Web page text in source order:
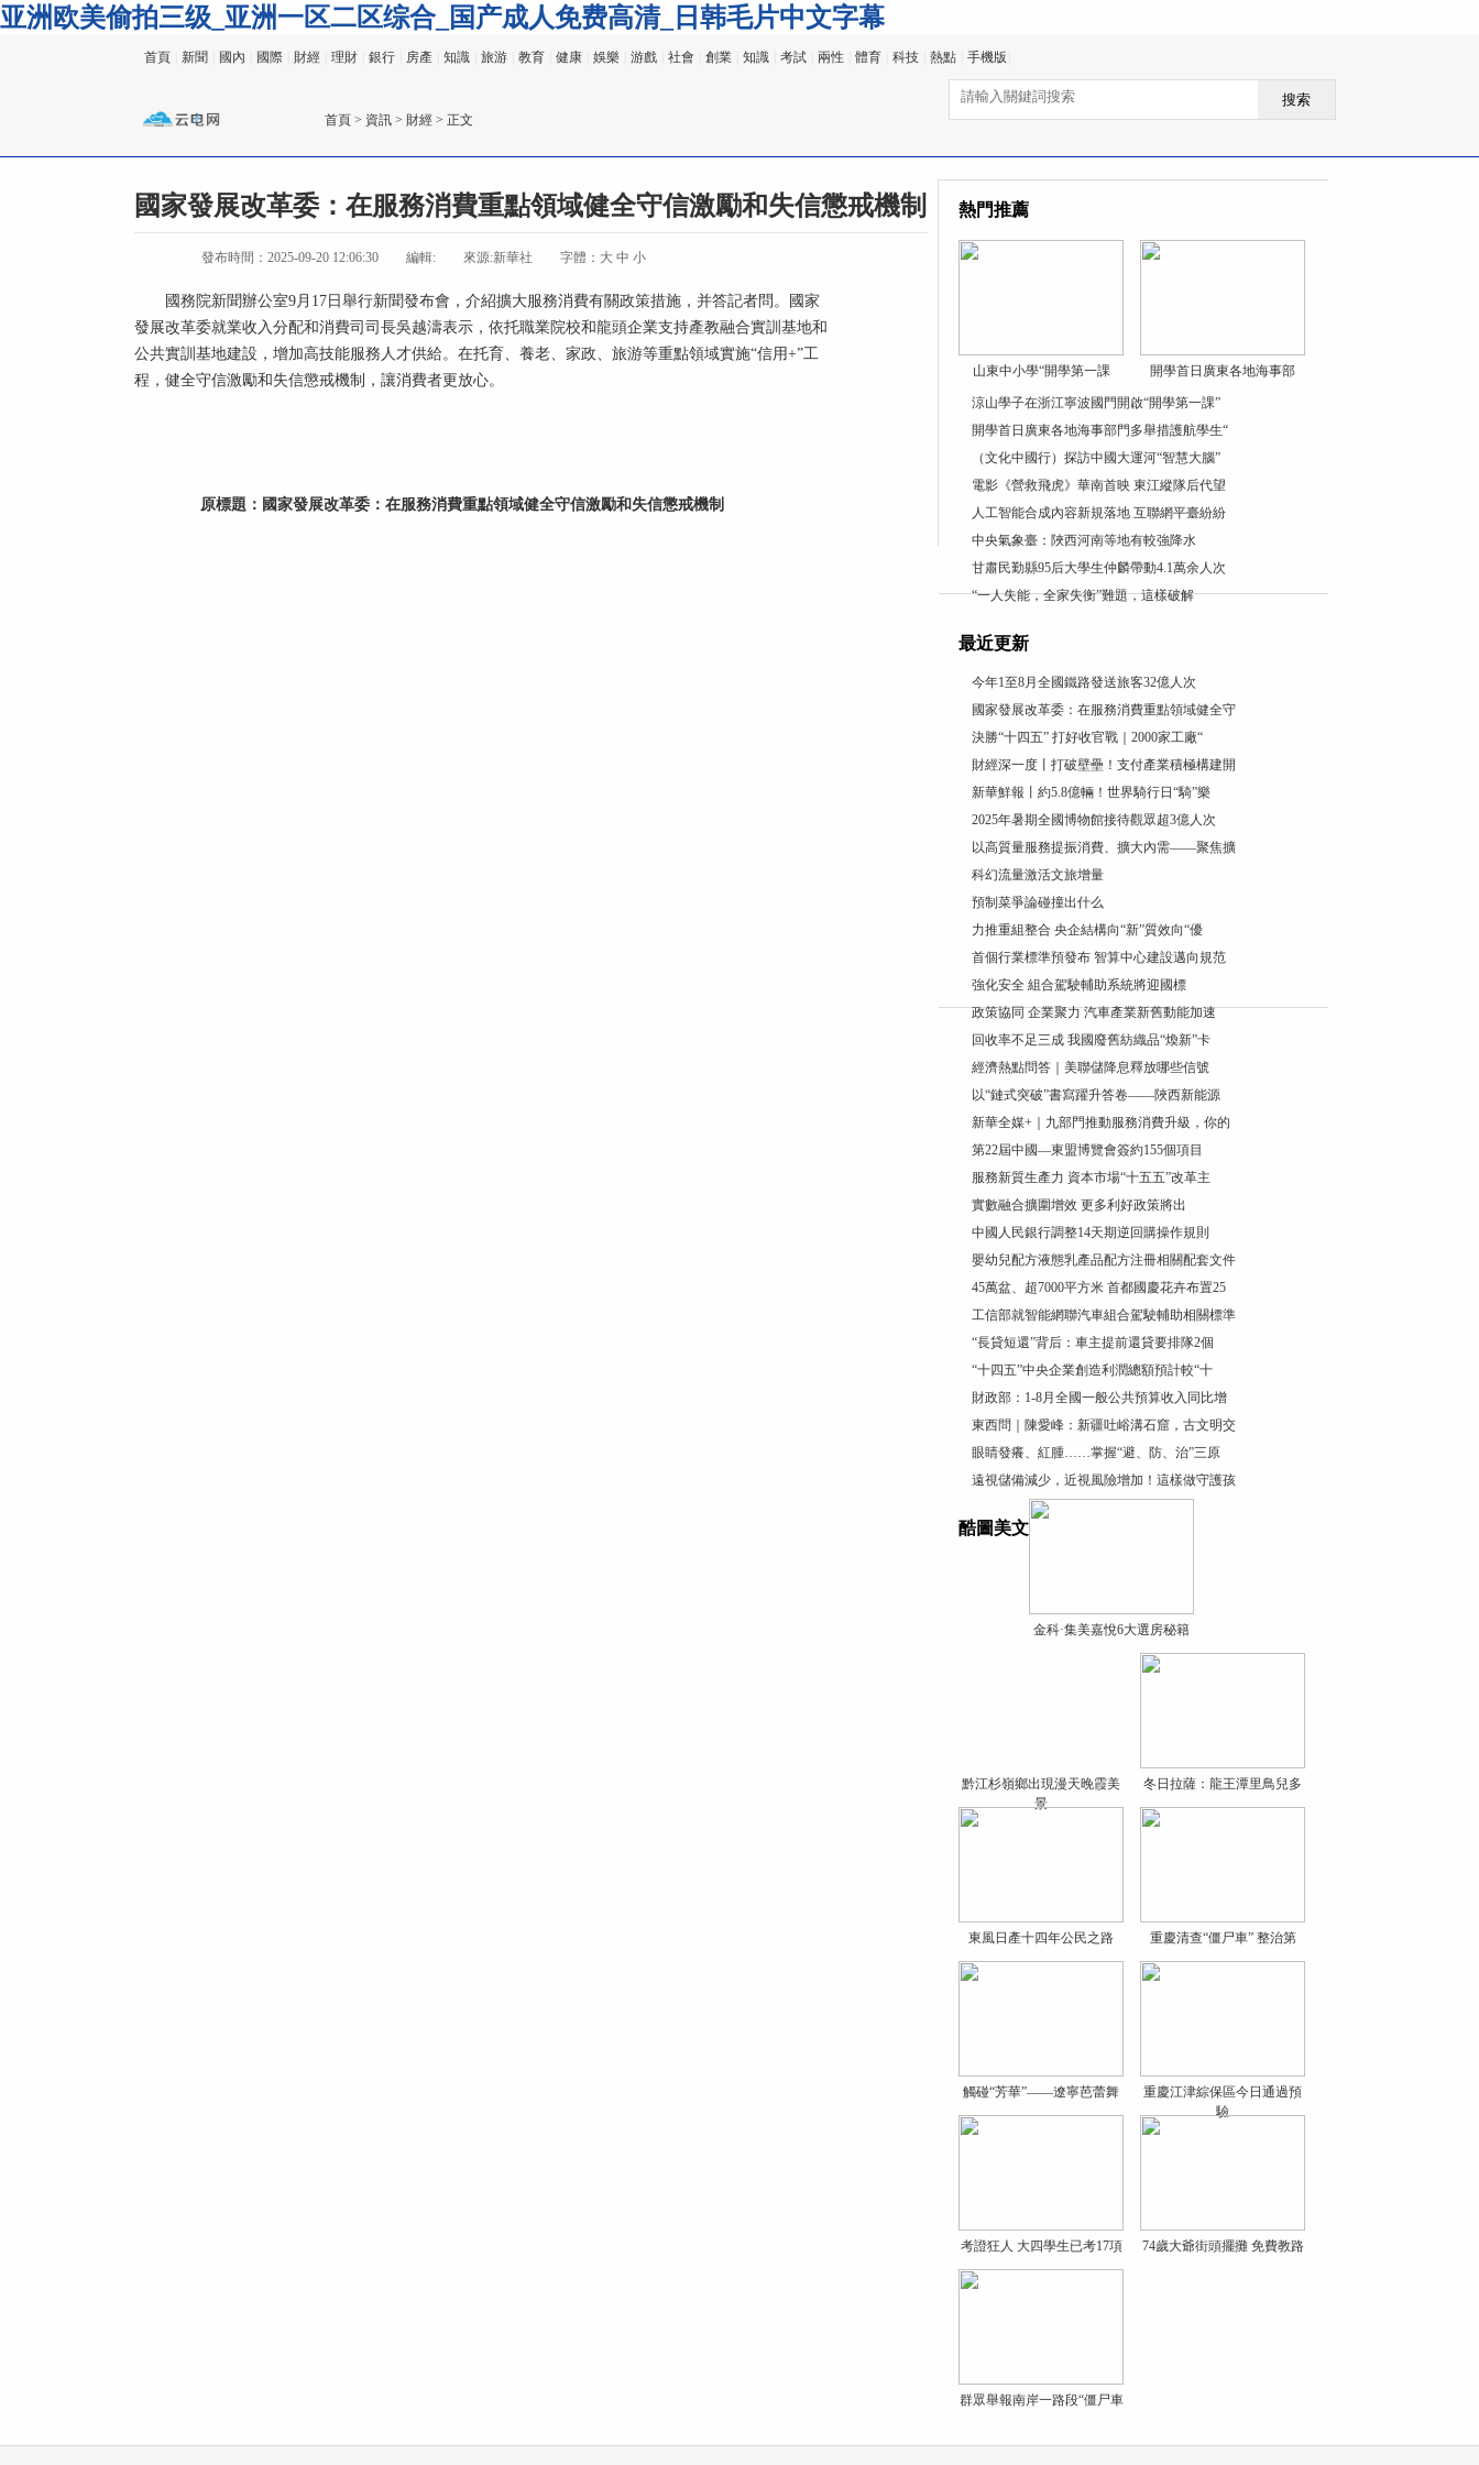
亚洲欧美偷拍三级_亚洲一区二区综合_国产成人免费高清_日韩毛片中文字幕
首頁 新聞 國內 國際 財經 理財 銀行 房產 知識 旅游 教育 健康 娛樂 游戲 社會 創業 知識 考試 兩性 體育 科技 熱點 手機版
首頁 > 資訊 > 財經 > 正文
搜索
國家發展改革委：在服務消費重點領域健全守信激勵和失信懲戒機制
發布時間：2025-09-20 12:06:30 編輯: 來源:新華社 字體： 大 中 小
國務院新聞辦公室9月17日舉行新聞發布會，介紹擴大服務消費有關政策措施，并答記者問。國家
發展改革委就業收入分配和消費司司長吳越濤表示，依托職業院校和龍頭企業支持產教融合實訓基地和
公共實訓基地建設，增加高技能服務人才供給。在托育、養老、家政、旅游等重點領域實施“信用+”工
程，健全守信激勵和失信懲戒機制，讓消費者更放心。
原標題： 國家發展改革委：在服務消費重點領域健全守信激勵和失信懲戒機制
熱門推薦
山東中小學“開學第一課 開學首日廣東各地海事部
涼山學子在浙江寧波國門開啟“開學第一課”
開學首日廣東各地海事部門多舉措護航學生“
（文化中國行）探訪中國大運河“智慧大腦”
電影《營救飛虎》華南首映 東江縱隊后代望
人工智能合成內容新規落地 互聯網平臺紛紛
中央氣象臺：陜西河南等地有較強降水
甘肅民勤縣95后大學生仲麟帶動4.1萬余人次
“一人失能，全家失衡”難題，這樣破解
最近更新
今年1至8月全國鐵路發送旅客32億人次
國家發展改革委：在服務消費重點領域健全守
決勝“十四五” 打好收官戰｜2000家工廠“
財經深一度丨打破壁壘！支付產業積極構建開
新華鮮報丨約5.8億輛！世界騎行日“騎”樂
2025年暑期全國博物館接待觀眾超3億人次
以高質量服務提振消費、擴大內需——聚焦擴
科幻流量激活文旅增量
預制菜爭論碰撞出什么
力推重組整合 央企結構向“新”質效向“優
首個行業標準預發布 智算中心建設邁向規范
強化安全 組合駕駛輔助系統將迎國標
政策協同 企業聚力 汽車產業新舊動能加速
回收率不足三成 我國廢舊紡織品“煥新”卡
經濟熱點問答｜美聯儲降息釋放哪些信號
以“鏈式突破”書寫躍升答卷——陜西新能源
新華全媒+｜九部門推動服務消費升級，你的
第22屆中國—東盟博覽會簽約155個項目
服務新質生產力 資本市場“十五五”改革主
實數融合擴圍增效 更多利好政策將出
中國人民銀行調整14天期逆回購操作規則
嬰幼兒配方液態乳產品配方注冊相關配套文件
45萬盆、超7000平方米 首都國慶花卉布置25
工信部就智能網聯汽車組合駕駛輔助相關標準
“長貸短還”背后：車主提前還貸要排隊2個
“十四五”中央企業創造利潤總額預計較“十
財政部：1-8月全國一般公共預算收入同比增
東西問｜陳愛峰：新疆吐峪溝石窟，古文明交
眼睛發癢、紅腫……掌握“避、防、治”三原
遠視儲備減少，近視風險增加！這樣做守護孩
酷圖美文
金科·集美嘉悅6大選房秘籍
黔江杉嶺鄉出現漫天晚霞美
景
冬日拉薩：龍王潭里鳥兒多
東風日產十四年公民之路 重慶清查“僵尸車” 整治第
觸碰“芳華”——遼寧芭蕾舞
重慶江津綜保區今日通過預
驗
考證狂人 大四學生已考17項 74歲大爺街頭擺攤 免費教路
群眾舉報南岸一路段“僵尸車